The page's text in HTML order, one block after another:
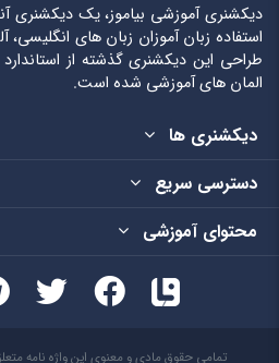
دیکشنری آموزشی بیاموز، یک دیکشنری
استفاده زبان آموزان زبان های
طراحی این دیکشنری گذشته از
المان های آموزشی شده است.
دیکشنری ها
دسترسی سریع
محتوای آموزشی
تمامی حقوق مادی و معنوی این واژه نامه